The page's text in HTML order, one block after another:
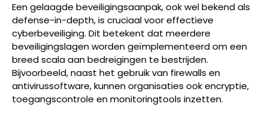
Een gelaagde beveiligingsaanpak, ook wel bekend als
defense-in-depth, is cruciaal voor effectieve
cyberbeveiliging. Dit betekent dat meerdere
beveiligingslagen worden geïmplementeerd om een
breed scala aan bedreigingen te bestrijden.
Bijvoorbeeld, naast het gebruik van firewalls en
antivirussoftware, kunnen organisaties ook encryptie,
toegangscontrole en monitoringtools inzetten.